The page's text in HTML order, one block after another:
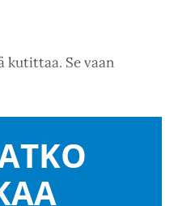
kutittaa. Se vaan